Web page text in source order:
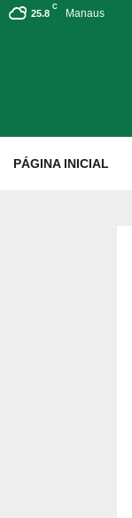
25.8
C
Manaus
PÁGINA INICIAL